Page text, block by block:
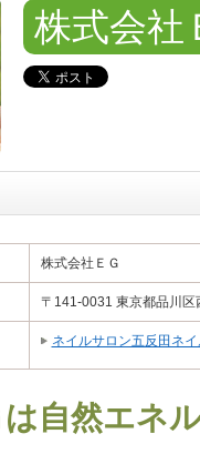
株式会社
株式会社ＥＧ
〒141-0031 東京都品川
ネイルサロン五反田ネ
自然エネ